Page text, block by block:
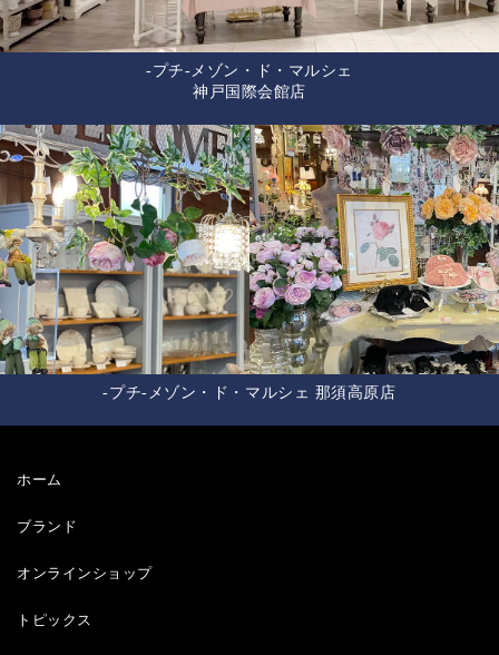
-プチ-メゾン・ド・マルシェ
神戸国際会館店
-プチ-メゾン・ド・マルシェ 那須高原店
ホーム
ブランド
オンラインショップ
トピックス